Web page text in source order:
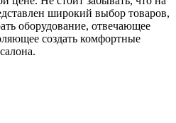
широкий выбор товаров,
оборудование, отвечающее
создать комфортные